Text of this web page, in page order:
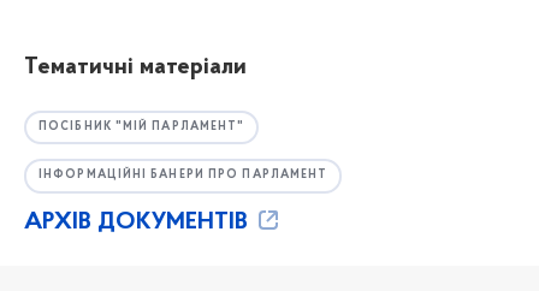
Тематичні матеріали
ПОСІБНИК "МІЙ ПАРЛАМЕНТ"
ІНФОРМАЦІЙНІ БАНЕРИ ПРО ПАРЛАМЕНТ
АРХІВ ДОКУМЕНТІВ